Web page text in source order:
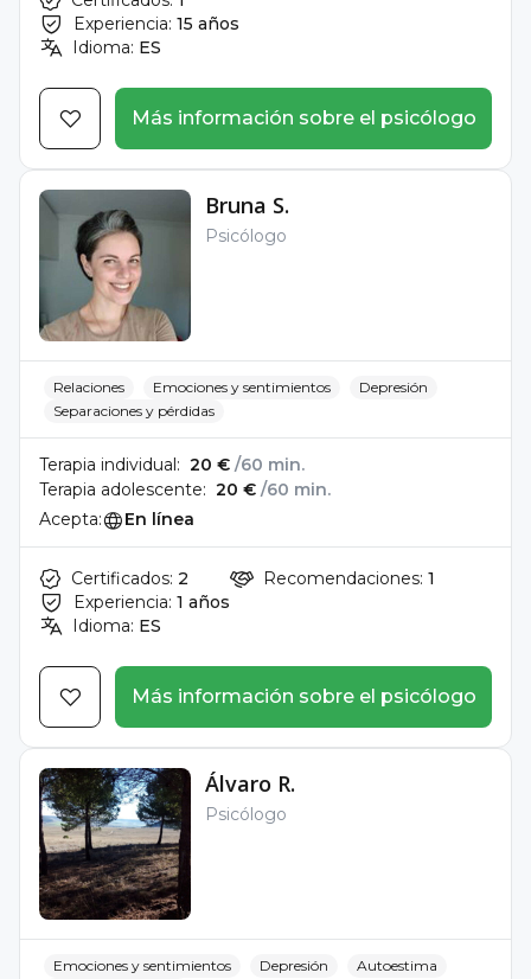
Experiencia: 15 años
Idioma: ES
Más información sobre el psicólogo
Bruna S.
Psicólogo
Relaciones Emociones y sentimientos
Depresión
Separaciones y pérdidas
Terapia individual: 20 € /60 min.
Terapia adolescente: 20 € /60 min.
Acepta:
En línea
Certificados: 2
Experiencia: 1 años
Idioma: ES
Recomendaciones: 1
Más información sobre el psicólogo
Álvaro R.
Psicólogo
Emociones y sentimientos Depresión
Autoestima